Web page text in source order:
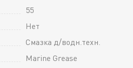
55
Нет
Смазка д/водн.техн.
Marine Grease